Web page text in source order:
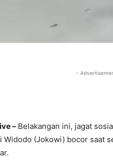
-
– Belakangan ini, jagat
Widodo (Jokowi) bocor saat